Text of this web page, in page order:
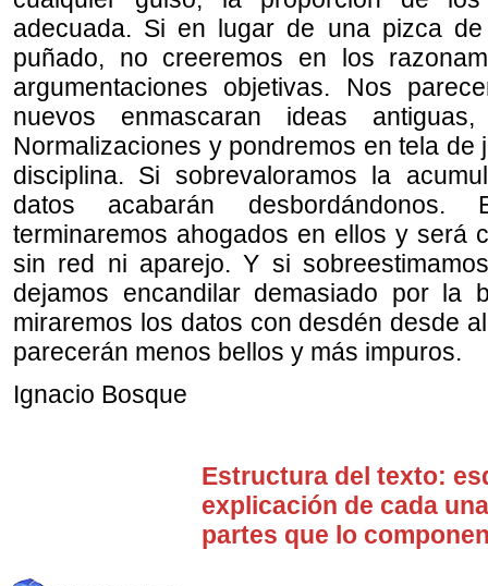
adecuada. Si en lugar de una pizca
puñado, no creeremos en los
argumentaciones objetivas. Nos
nuevos enmascaran ideas
Normalizaciones y pondremos en tela
disciplina. Si sobrevaloramos la
datos acabarán
terminaremos ahogados en ellos y será
sin red ni aparejo. Y si
dejamos encandilar demasiado por la
miraremos los datos con desdén desde
parecerán menos bellos y más impuros.
Ignacio Bosque
Estructura del texto:
explicación de cada
partes que lo